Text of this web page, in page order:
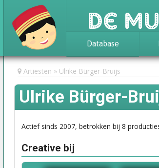
De
Database
Achtergrond
Awards
Statistieken
Artiesten Ulrike Bürger-Bruijs
Ulrike Bürger-
Actief sinds 2007, betrokken bij 8
Creative bij